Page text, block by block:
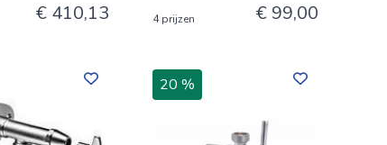
€ 410,13 4 prijzen € 99,00
20 %